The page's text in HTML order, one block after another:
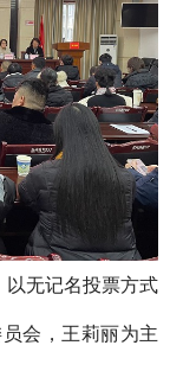
以无记名投票方式
会，王莉丽为主